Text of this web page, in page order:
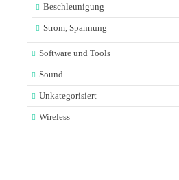
Beschleunigung
Strom, Spannung
Software und Tools
Sound
Unkategorisiert
Wireless